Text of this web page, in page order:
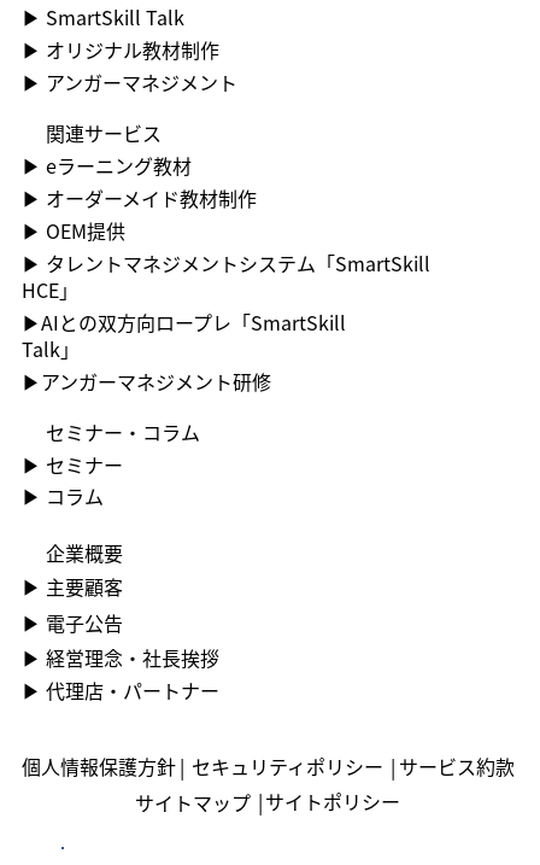
▶​ SmartSkill Talk
▶​ オリジナル教材制作
▶​ アンガーマネジメント
関連サービス
▶ ︎eラーニング教材
▶ ︎オーダーメイド教材制作
▶ OEM提供
▶ ︎タレントマネジメントシステム「SmartSkill
HCE」
▶AIとの双方向ロープレ「SmartSkill
Talk」
​▶アンガーマネジメント研修
セミナー・コラム
▶ ︎セミナー
▶ コラム
企業概要
▶ ︎主要顧客
▶ ︎電子公告
▶ ︎︎経営理念・社長挨拶
▶ ︎︎代理店・パートナー
サイトマップ サイトポリシー
|
個人情報保護方針 セキュリティポリシー サービス約款
| |